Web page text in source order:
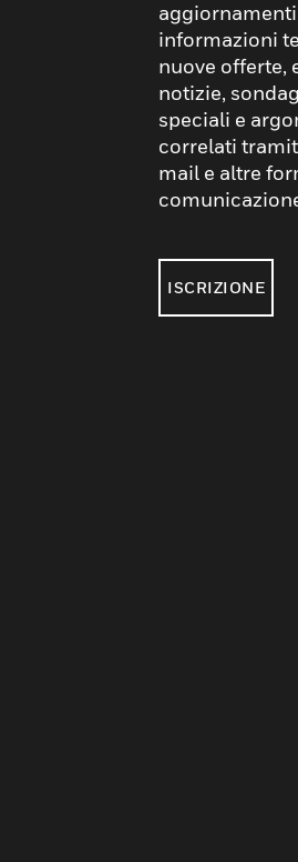
informazioni
nuove offerte,
notizie,
speciali e
correlati
mail e altre
ISCRIZIONE